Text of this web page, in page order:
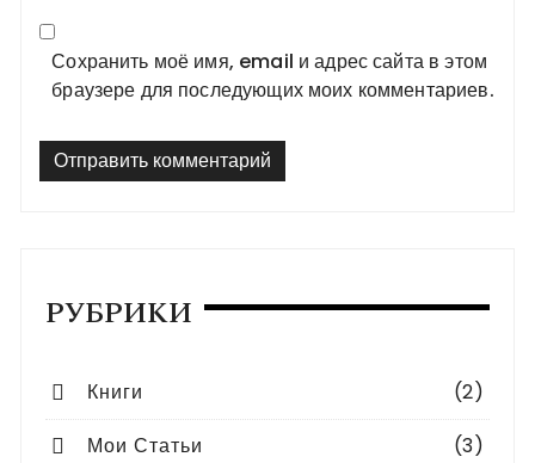
Сохранить моё имя, email и адрес сайта в этом
браузере для последующих моих комментариев.
РУБРИКИ
Книги
(2)
Мои Статьи
(3)